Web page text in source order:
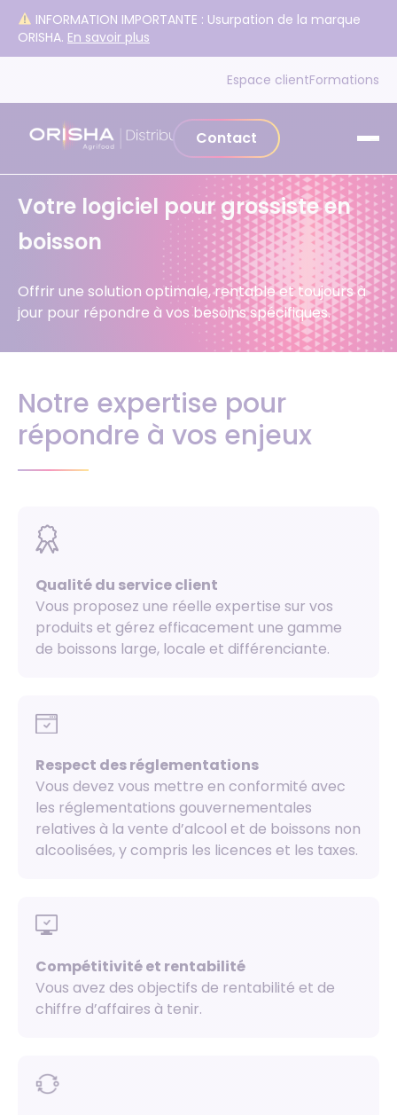
Aller au contenu
INFORMATION IMPORTANTE : Usurpation de la marque
ORISHA. En savoir plus
Espace clientFormations
Contact
Votre logiciel pour grossiste en
boisson
Offrir une solution optimale, rentable et toujours à
jour pour répondre à vos besoins spécifiques.
Notre expertise pour
répondre à vos enjeux
Qualité du service client
Vous proposez une réelle expertise sur vos
produits et gérez efficacement une gamme
de boissons large, locale et différenciante.
Respect des réglementations
Vous devez vous mettre en conformité avec
les réglementations gouvernementales
relatives à la vente d’alcool et de boissons non
alcoolisées, y compris les licences et les taxes.
Compétitivité et rentabilité
Vous avez des objectifs de rentabilité et de
chiffre d’affaires à tenir.